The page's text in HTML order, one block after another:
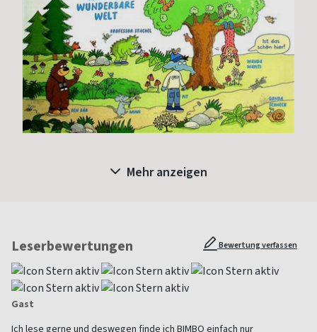
Mehr anzeigen
Leserbewertungen Bewertung verfassen
Gast
Ich lese gerne und deswegen finde ich BIMBO einfach nur